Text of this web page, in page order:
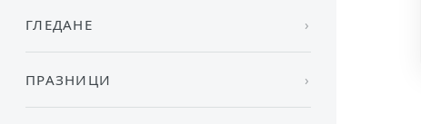
ГЛЕДАНЕ
ПРАЗНИЦИ